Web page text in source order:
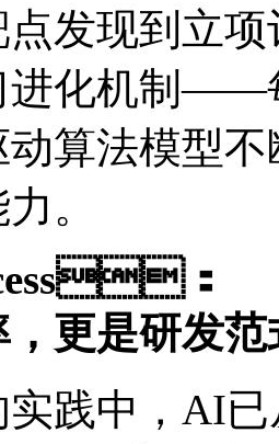
发现到立项
进化机制——
动算法模型
。
：
，更是研发
践中，AI